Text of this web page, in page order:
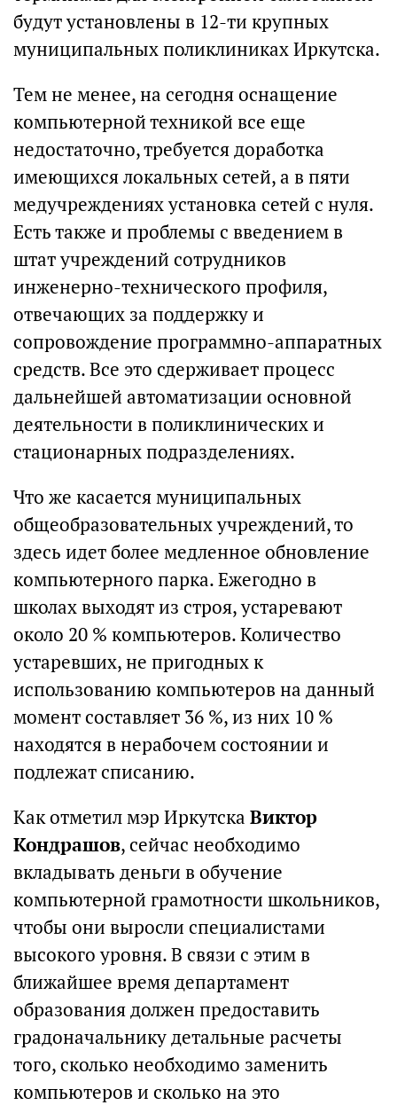
будут установлены в 12-ти крупных
муниципальных поликлиниках Иркутска.
Тем не менее, на сегодня оснащение
компьютерной техникой все еще
недостаточно, требуется доработка
имеющихся локальных сетей, а в пяти
медучреждениях установка сетей с нуля.
Есть также и проблемы с введением в
штат учреждений сотрудников
инженерно-технического профиля,
отвечающих за поддержку и
сопровождение программно-аппаратных
средств. Все это сдерживает процесс
дальнейшей автоматизации основной
деятельности в поликлинических и
стационарных подразделениях.
Что же касается муниципальных
общеобразовательных учреждений, то
здесь идет более медленное обновление
компьютерного парка. Ежегодно в
школах выходят из строя, устаревают
около 20 % компьютеров. Количество
устаревших, не пригодных к
использованию компьютеров на данный
момент составляет 36 %, из них 10 %
находятся в нерабочем состоянии и
подлежат списанию.
Как отметил мэр Иркутска Виктор
Кондрашов, сейчас необходимо
вкладывать деньги в обучение
компьютерной грамотности школьников,
чтобы они выросли специалистами
высокого уровня. В связи с этим в
ближайшее время департамент
образования должен предоставить
градоначальнику детальные расчеты
того, сколько необходимо заменить
компьютеров и сколько на это